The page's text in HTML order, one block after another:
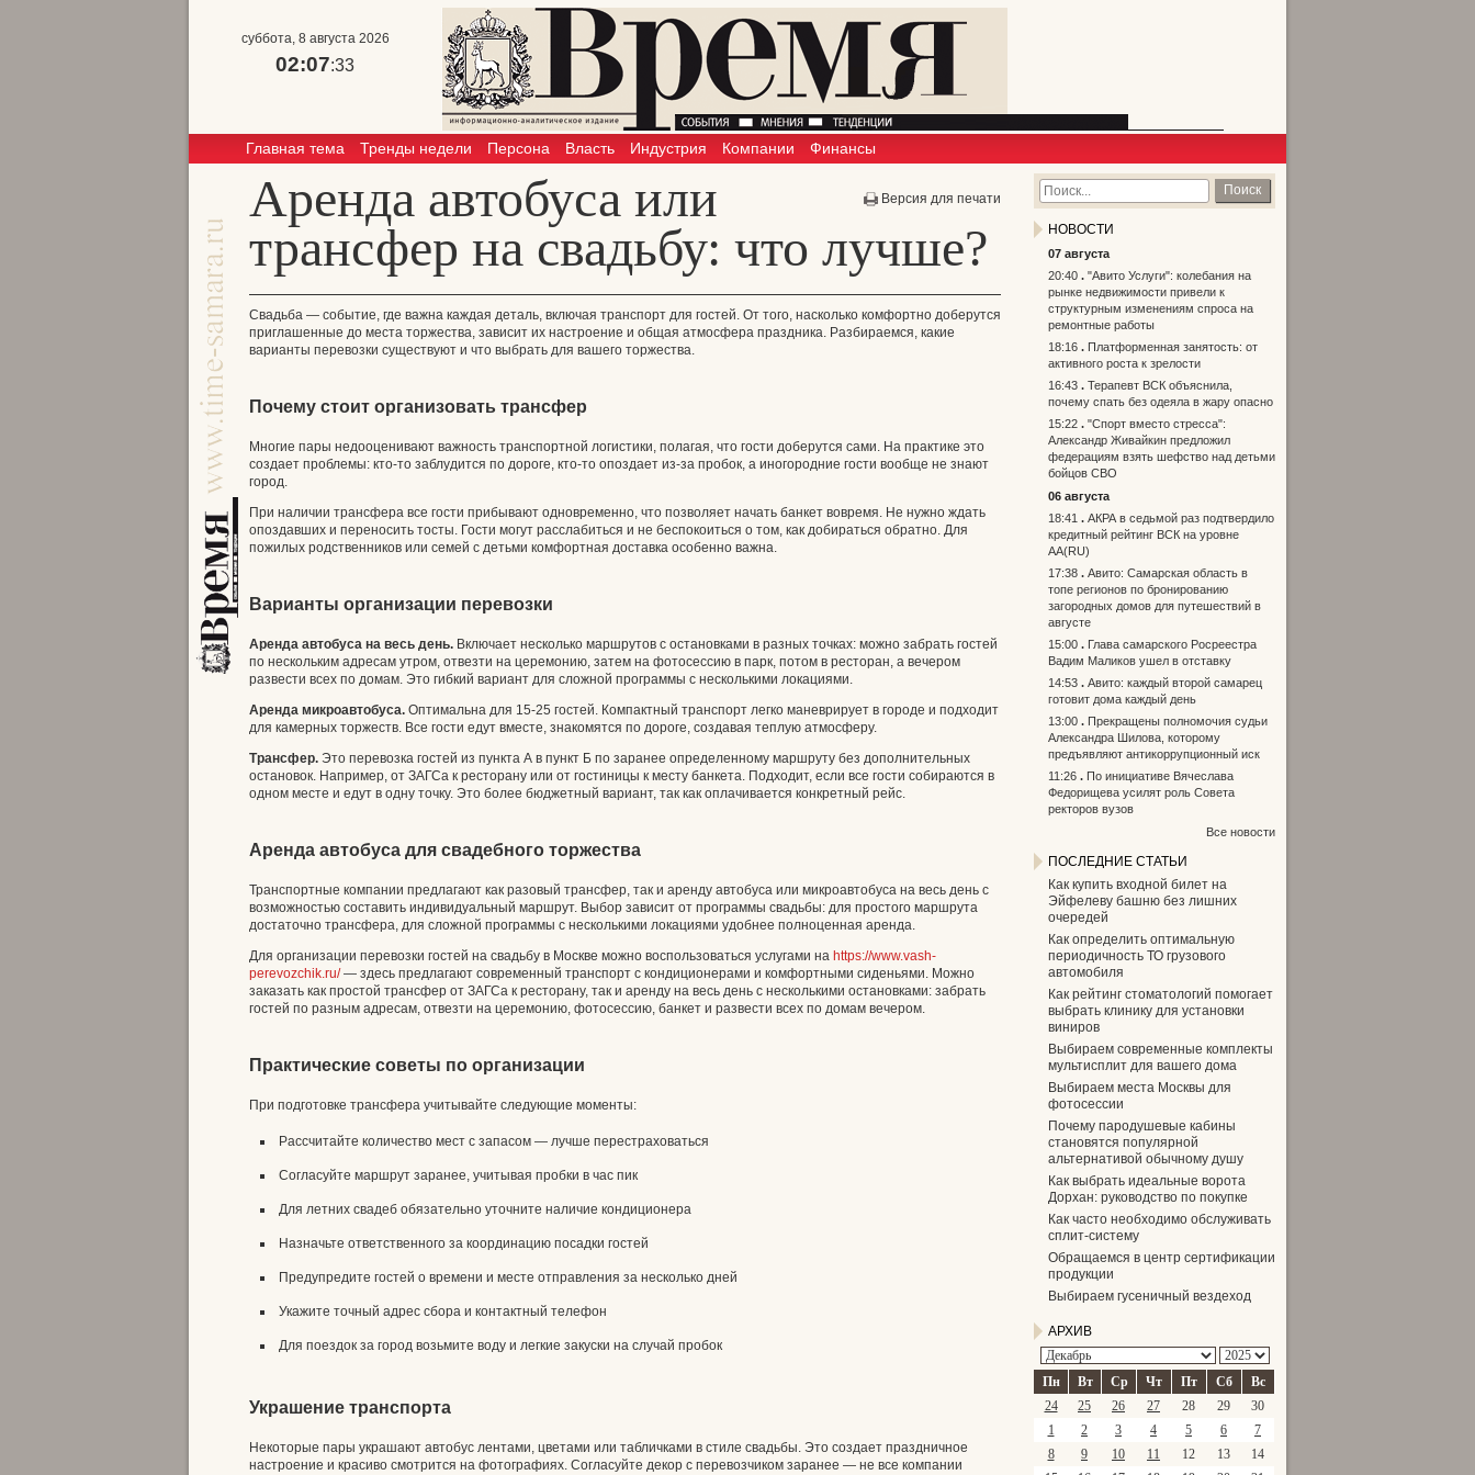
суббота, 8 августа 2026
02:07:33
Главная тема Тренды недели Персона Власть Индустрия Компании Финансы
Версия для печати
Аренда автобуса или
трансфер на свадьбу: что лучше?
Свадьба — событие, где важна каждая деталь, включая транспорт для гостей. От того, насколько комфортно доберутся
приглашенные до места торжества, зависит их настроение и общая атмосфера праздника. Разбираемся, какие
варианты перевозки существуют и что выбрать для вашего торжества.
Почему стоит организовать трансфер
Многие пары недооценивают важность транспортной логистики, полагая, что гости доберутся сами. На практике это
создает проблемы: кто-то заблудится по дороге, кто-то опоздает из-за пробок, а иногородние гости вообще не знают
город.
При наличии трансфера все гости прибывают одновременно, что позволяет начать банкет вовремя. Не нужно ждать
опоздавших и переносить тосты. Гости могут расслабиться и не беспокоиться о том, как добираться обратно. Для
пожилых родственников или семей с детьми комфортная доставка особенно важна.
Варианты организации перевозки
Аренда автобуса на весь день. Включает несколько маршрутов с остановками в разных точках: можно забрать гостей
по нескольким адресам утром, отвезти на церемонию, затем на фотосессию в парк, потом в ресторан, а вечером
развести всех по домам. Это гибкий вариант для сложной программы с несколькими локациями.
Аренда микроавтобуса. Оптимальна для 15-25 гостей. Компактный транспорт легко маневрирует в городе и подходит
для камерных торжеств. Все гости едут вместе, знакомятся по дороге, создавая теплую атмосферу.
Трансфер. Это перевозка гостей из пункта А в пункт Б по заранее определенному маршруту без дополнительных
остановок. Например, от ЗАГСа к ресторану или от гостиницы к месту банкета. Подходит, если все гости собираются в
одном месте и едут в одну точку. Это более бюджетный вариант, так как оплачивается конкретный рейс.
Аренда автобуса для свадебного торжества
Транспортные компании предлагают как разовый трансфер, так и аренду автобуса или микроавтобуса на весь день с
возможностью составить индивидуальный маршрут. Выбор зависит от программы свадьбы: для простого маршрута
достаточно трансфера, для сложной программы с несколькими локациями удобнее полноценная аренда.
Для организации перевозки гостей на свадьбу в Москве можно воспользоваться услугами на https://www.vash-
perevozchik.ru/— здесь предлагают современный транспорт с кондиционерами и комфортными сиденьями. Можно
заказать как простой трансфер от ЗАГСа к ресторану, так и аренду на весь день с несколькими остановками: забрать
гостей по разным адресам, отвезти на церемонию, фотосессию, банкет и развести всех по домам вечером.
Практические советы по организации
При подготовке трансфера учитывайте следующие моменты:
Рассчитайте количество мест с запасом — лучше перестраховаться
Согласуйте маршрут заранее, учитывая пробки в час пик
Для летних свадеб обязательно уточните наличие кондиционера
Назначьте ответственного за координацию посадки гостей
Предупредите гостей о времени и месте отправления за несколько дней
Укажите точный адрес сбора и контактный телефон
Для поездок за город возьмите воду и легкие закуски на случай пробок
Украшение транспорта
Некоторые пары украшают автобус лентами, цветами или табличками в стиле свадьбы. Это создает праздничное
настроение и красиво смотрится на фотографиях. Согласуйте декор с перевозчиком заранее — не все компании
Поиск
НОВОСТИ
07 августа
20:40
"Авито Услуги": колебания на
рынке недвижимости привели к
структурным изменениям спроса на
ремонтные работы
18:16
Платформенная занятость: от
активного роста к зрелости
16:43
Терапевт ВСК объяснила,
почему спать без одеяла в жару опасно
15:22
"Спорт вместо стресса":
Александр Живайкин предложил
федерациям взять шефство над детьми
бойцов СВО
06 августа
18:41
АКРА в седьмой раз подтвердило
кредитный рейтинг ВСК на уровне
АА(RU)
17:38
Авито: Самарская область в
топе регионов по бронированию
загородных домов для путешествий в
августе
15:00
Глава самарского Росреестра
Вадим Маликов ушел в отставку
14:53
Авито: каждый второй самарец
готовит дома каждый день
13:00
Прекращены полномочия судьи
Александра Шилова, которому
предъявляют антикоррупционный иск
11:26
По инициативе Вячеслава
Федорищева усилят роль Совета
ректоров вузов
Все новости
ПОСЛЕДНИЕ СТАТЬИ
Как купить входной билет на
Эйфелеву башню без лишних
очередей
Как определить оптимальную
периодичность ТО грузового
автомобиля
Как рейтинг стоматологий помогает
выбрать клинику для установки
виниров
Выбираем современные комплекты
мультисплит для вашего дома
Выбираем места Москвы для
фотосессии
Почему пародушевые кабины
становятся популярной
альтернативой обычному душу
Как выбрать идеальные ворота
Дорхан: руководство по покупке
Как часто необходимо обслуживать
сплит-систему
Обращаемся в центр сертификации
продукции
Выбираем гусеничный вездеход
АРХИВ
Пн Вт Ср Чт Пт Сб
Вс
24
25 26 27 28 29
30
1
2 3 4 5 6
7
8
9 10 11 12 13
14